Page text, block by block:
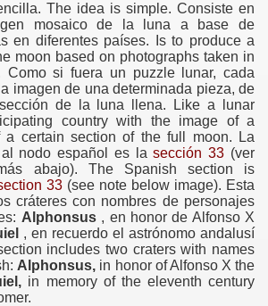
The idea is simple. Consiste en
mosaico de la luna a base de
en diferentes países. Is to produce a
moon based on photographs taken in
Como si fuera un puzzle lunar, cada
imagen de una determinada pieza, de
de la luna llena. Like a lunar
country with the image of a
a certain section of the full moon.
La
al nodo español es lasección 33 (ver
abajo). The Spanish section is
33 (see note below image). Esta
cráteres con nombres de personajes
Alphonsus, en honor de Alfonso X
, en recuerdo el astrónomo andalusí
includes two craters with names
Alphonsus, in honor of Alfonso X the
in memory of the eleventh century